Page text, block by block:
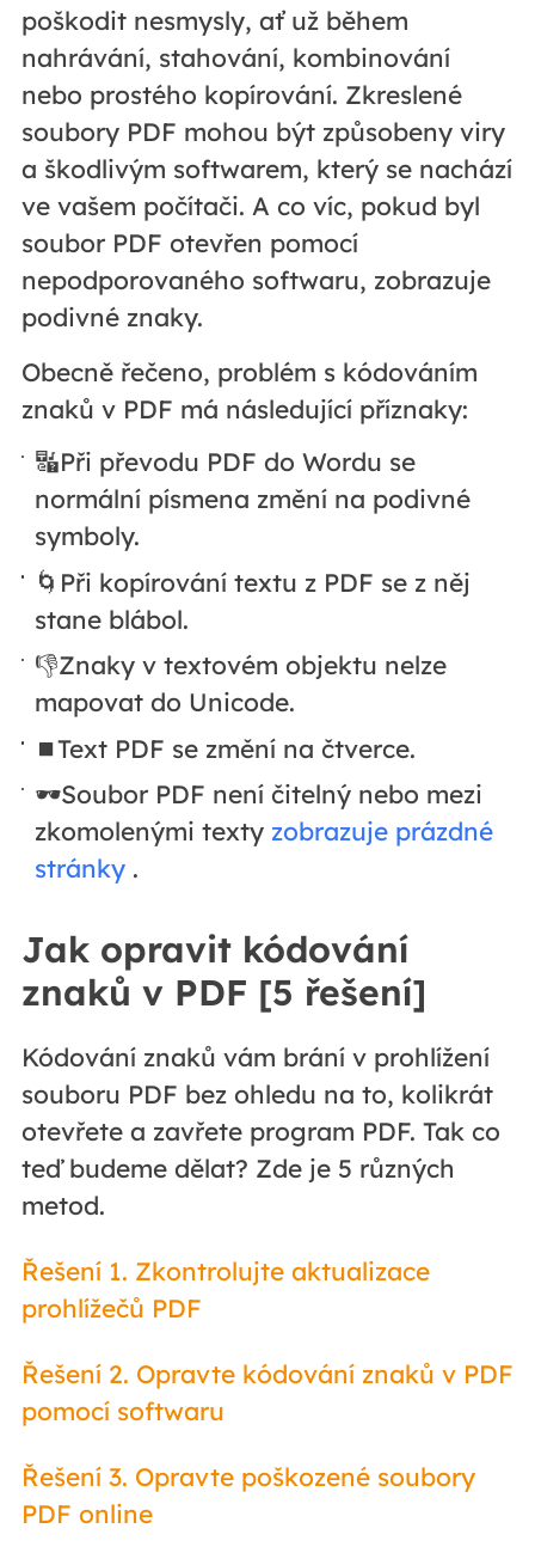
poškodit nesmysly, ať už během
nahrávání, stahování, kombinování
nebo prostého kopírování. Zkreslené
soubory PDF mohou být způsobeny viry
a škodlivým softwarem, který se nachází
ve vašem počítači. A co víc, pokud byl
soubor PDF otevřen pomocí
nepodporovaného softwaru, zobrazuje
podivné znaky.
Obecně řečeno, problém s kódováním
znaků v PDF má následující příznaky:
🔣Při převodu PDF do Wordu se
normální písmena změní na podivné
symboly.
🌀Při kopírování textu z PDF se z něj
stane blábol.
👎Znaky v textovém objektu nelze
mapovat do Unicode.
⏹️Text PDF se změní na čtverce.
🕶️Soubor PDF není čitelný nebo mezi
zkomolenými texty zobrazuje prázdné
stránky .
Jak opravit kódování
znaků v PDF [5 řešení]
Kódování znaků vám brání v prohlížení
souboru PDF bez ohledu na to, kolikrát
otevřete a zavřete program PDF. Tak co
teď budeme dělat? Zde je 5 různých
metod.
Řešení 1. Zkontrolujte aktualizace
prohlížečů PDF
Řešení 2. Opravte kódování znaků v PDF
pomocí softwaru
Řešení 3. Opravte poškozené soubory
PDF online